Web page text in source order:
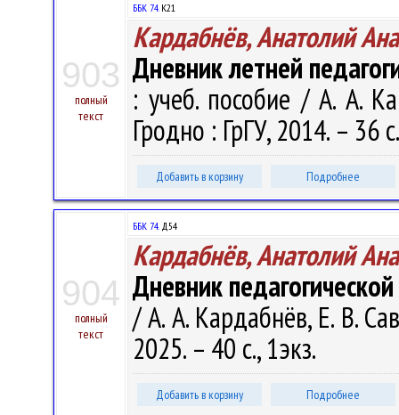
903
полный
текст
ББК 74.К21
Кардабнёв, Анатолий
Дневник летней
: учеб. пособие / А. А.
Гродно : ГрГУ, 2014. – 36
Добавить в корзину Подробнее
904
полный
текст
ББК 74.Д54
Кардабнёв, Анатолий
Дневник
/ А. А. Кардабнёв, Е. В.
2025. – 40 с., 1экз.
Добавить в корзину Подробнее